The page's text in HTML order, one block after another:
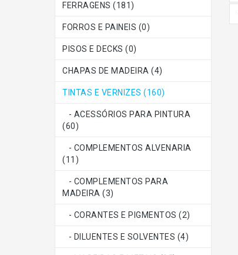
FERRAGENS (181)
FORROS E PAINEIS (0)
PISOS E DECKS (0)
CHAPAS DE MADEIRA (4)
TINTAS E VERNIZES (160)
- ACESSÓRIOS PARA PINTURA
(60)
- COMPLEMENTOS ALVENARIA
(11)
- COMPLEMENTOS PARA
MADEIRA (3)
- CORANTES E PIGMENTOS (2)
- DILUENTES E SOLVENTES (4)